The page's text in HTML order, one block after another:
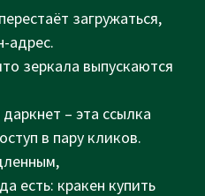
загружаться,
адрес.
зеркала выпускаются
– эта ссылка
в пару кликов.
есть: кракен купить